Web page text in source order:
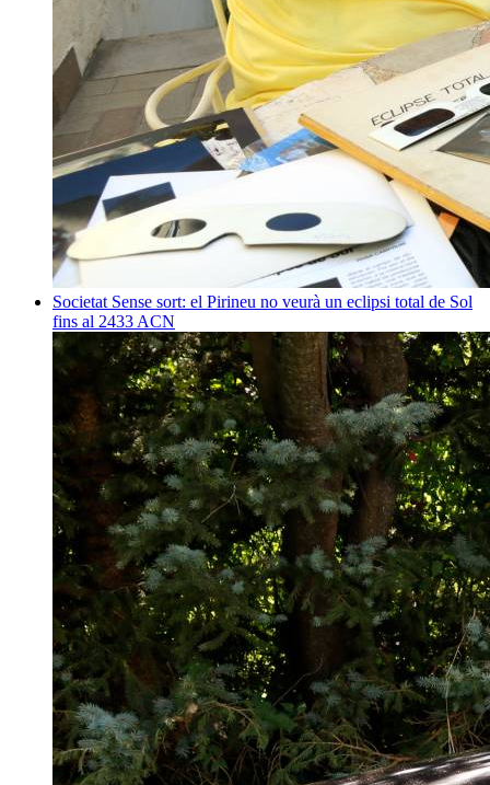
Societat Sense sort: el Pirineu no veurà un eclipsi total de Sol
fins al 2433 ACN